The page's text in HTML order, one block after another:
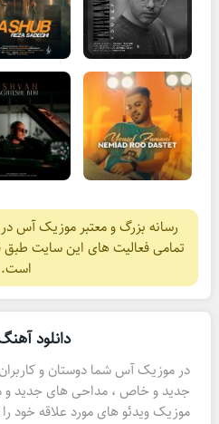
رسانه بزرگ و معتبر موزیک آس
تمامی فعالیت های این سایت طبق
است.
دانلود
در موزیک آس شما دوستان و
جدید و خاص ، مداحی های جدید و
موزیک ویدئو های مورد علاقه خود